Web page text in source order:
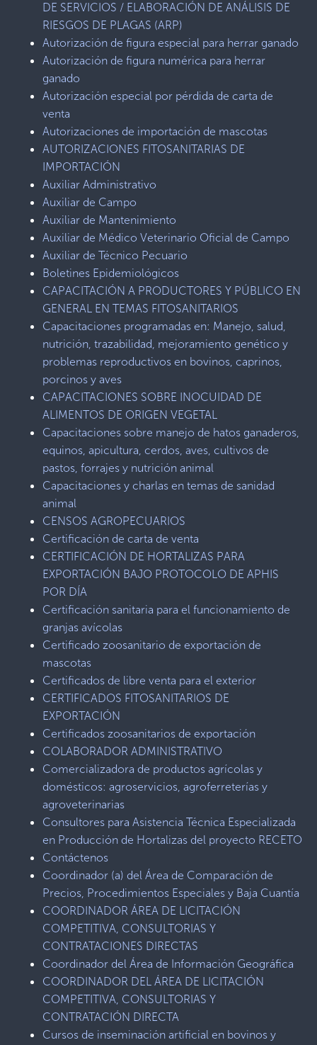
DE SERVICIOS / ELABORACIÓN DE ANÁLISIS DE
RIESGOS DE PLAGAS (ARP)
Autorización de figura especial para herrar ganado
Autorización de figura numérica para herrar
ganado
Autorización especial por pérdida de carta de
venta
Autorizaciones de importación de mascotas
AUTORIZACIONES FITOSANITARIAS DE
IMPORTACIÓN
Auxiliar Administrativo
Auxiliar de Campo
Auxiliar de Mantenimiento
Auxiliar de Médico Veterinario Oficial de Campo
Auxiliar de Técnico Pecuario
Boletines Epidemiológicos
CAPACITACIÓN A PRODUCTORES Y PÚBLICO EN
GENERAL EN TEMAS FITOSANITARIOS
Capacitaciones programadas en: Manejo, salud,
nutrición, trazabilidad, mejoramiento genético y
problemas reproductivos en bovinos, caprinos,
porcinos y aves
CAPACITACIONES SOBRE INOCUIDAD DE
ALIMENTOS DE ORIGEN VEGETAL
Capacitaciones sobre manejo de hatos ganaderos,
equinos, apicultura, cerdos, aves, cultivos de
pastos, forrajes y nutrición animal
Capacitaciones y charlas en temas de sanidad
animal
CENSOS AGROPECUARIOS
Certificación de carta de venta
CERTIFICACIÓN DE HORTALIZAS PARA
EXPORTACIÓN BAJO PROTOCOLO DE APHIS
POR DÍA
Certificación sanitaria para el funcionamiento de
granjas avícolas
Certificado zoosanitario de exportación de
mascotas
Certificados de libre venta para el exterior
CERTIFICADOS FITOSANITARIOS DE
EXPORTACIÓN
Certificados zoosanitarios de exportación
COLABORADOR ADMINISTRATIVO
Comercializadora de productos agrícolas y
domésticos: agroservicios, agroferreterías y
agroveterinarias
Consultores para Asistencia Técnica Especializada
en Producción de Hortalizas del proyecto RECETO
Contáctenos
Coordinador (a) del Área de Comparación de
Precios, Procedimientos Especiales y Baja Cuantía
COORDINADOR ÁREA DE LICITACIÓN
COMPETITIVA, CONSULTORIAS Y
CONTRATACIONES DIRECTAS
Coordinador del Área de Información Geográfica
COORDINADOR DEL ÁREA DE LICITACIÓN
COMPETITIVA, CONSULTORIAS Y
CONTRATACIÓN DIRECTA
Cursos de inseminación artificial en bovinos y